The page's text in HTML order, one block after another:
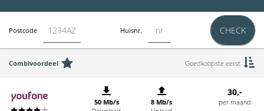
Postcode Huisnr. CHECK
Combivoordeel Goedkoopste eerst
50 Mb/s
8 Mb/s
30,-
per maand